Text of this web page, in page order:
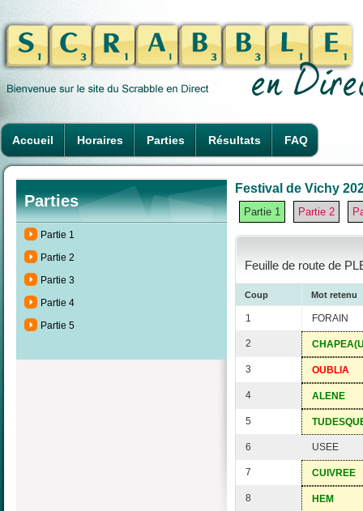
Accueil Horaires Parties Résultats FAQ
Parties
Partie 1
Partie 2
Partie 3
Partie 4
Partie 5
Festival de Vichy
Partie 1 Partie 2
Feuille de route de
Coup Mot retenu
1 FORAIN
2
3 OUBLIA
4 ALENE
5
6 USEE
7 CUIVREE
8 HEM